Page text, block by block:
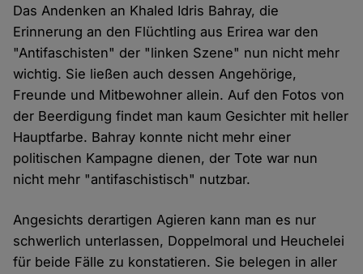
Das Andenken an Khaled Idris Bahray, die
Erinnerung an den Flüchtling aus Erirea war den
"Antifaschisten" der "linken Szene" nun nicht mehr
wichtig. Sie ließen auch dessen Angehörige,
Freunde und Mitbewohner allein. Auf den Fotos von
der Beerdigung findet man kaum Gesichter mit heller
Hauptfarbe. Bahray konnte nicht mehr einer
politischen Kampagne dienen, der Tote war nun
nicht mehr "antifaschistisch" nutzbar.
Angesichts derartigen Agieren kann man es nur
schwerlich unterlassen, Doppelmoral und Heuchelei
für beide Fälle zu konstatieren. Sie belegen in aller